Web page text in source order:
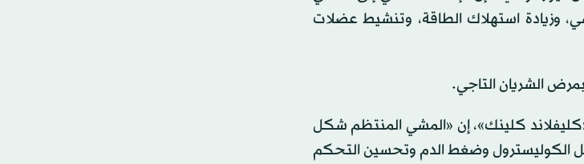
وزيادة استهلاك الطاقة، وتنشيط عضلات
الشريان التاجي.
«كليفلاند كلينك»، إن «المشي المنتظم شكل
الكوليسترول وضغط الدم وتحسين التحكم